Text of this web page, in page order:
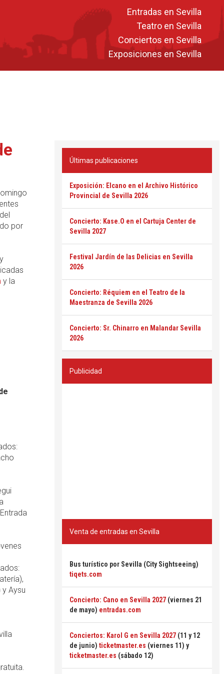
Entradas en Sevilla
Teatro en Sevilla
Conciertos en Sevilla
Exposiciones en Sevilla
por
y la
Aysu
Últimas publicaciones
Exposición: Elcano en el Archivo Histórico
Provincial de Sevilla 2026
Concierto: Kase.O en el Cartuja Center de
Sevilla 2027
Festival Jardín de las Delicias en Sevilla
2026
Concierto: Réquiem en el Teatro de la
Maestranza de Sevilla 2026
Concierto: Sr. Chinarro en Malandar Sevilla
2026
Publicidad
Venta de entradas en Sevilla
Bus turístico por Sevilla (City Sightseeing)
tiqets.com
Concierto: Cano en Sevilla 2027 (viernes 21
de mayo) entradas.com
Conciertos: Karol G en Sevilla 2027 (11 y 12
de junio) ticketmaster.es (viernes 11) y
ticketmaster.es (sábado 12)